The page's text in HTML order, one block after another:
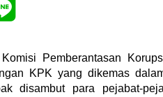
Pemberantasan
KPK yang dikemas
disambut para pejabat-